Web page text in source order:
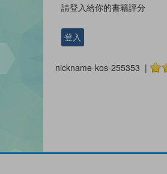
請登入給你的書籍評分
登入
nickname-kos-255353 |